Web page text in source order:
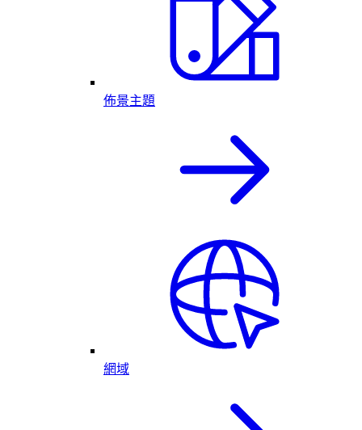
佈景主題
網域